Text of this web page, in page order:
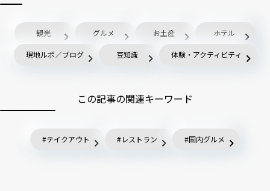
観光 グルメ お土産 ホテル
現地ルポ／ブログ 豆知識 体験・アクティビティ
この記事の関連キーワード
テイクアウト レストラン 国内グルメ